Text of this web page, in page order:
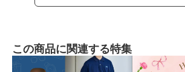
この商品に関連する特集